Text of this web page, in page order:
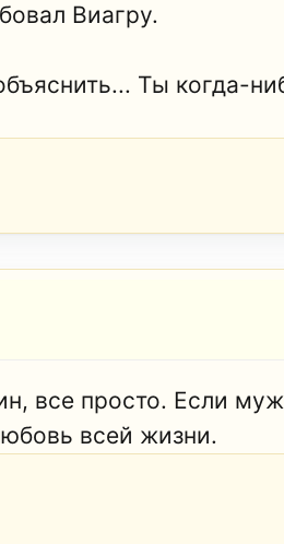
Виагру.
Ты когда-
все просто. Если
всей жизни.